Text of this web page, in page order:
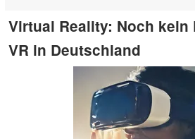
Virtual Reality: Noch
VR in Deutschland